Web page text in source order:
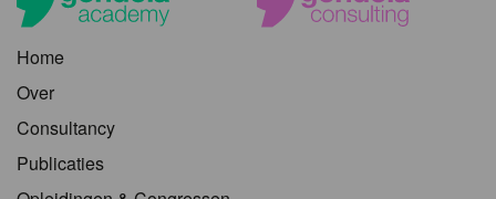
Home
Over
Consultancy
Publicaties